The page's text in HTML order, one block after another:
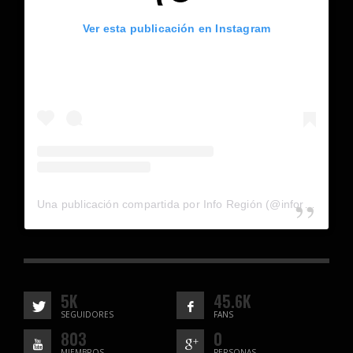
Ver esta publicación en Instagram
5K
SEGUIDORES
45.6K
FANS
803 0